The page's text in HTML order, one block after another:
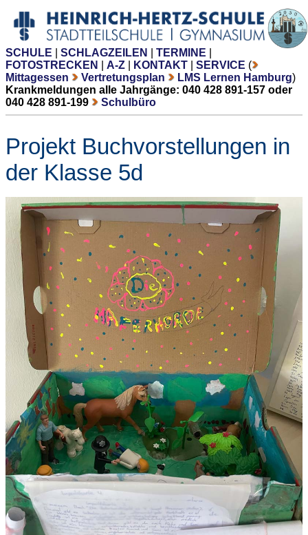
SCHULE SCHLAGZEILEN TERMINE
FOTOSTRECKEN
A-Z KONTAKT SERVICE (
Mittagessen
Vertretungsplan LMS Lernen Hamburg)
Krankmeldungen alle Jahrgänge: 040 428 891-157 oder
040 428 891-199
Schulbüro
Projekt Buchvorstellungen in
der Klasse 5d